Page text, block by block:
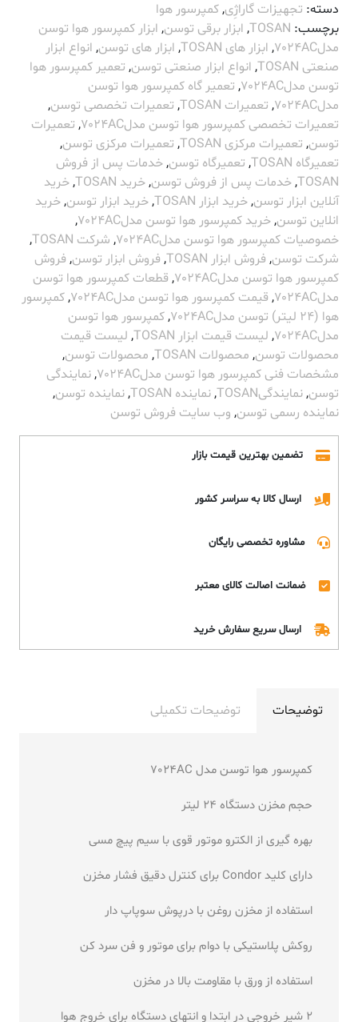
دسته: تجهیزات گاراژِی,کمپرسور هوا
برچسب: TOSAN
, ابزار برقی توسن, ابزار کمپرسور هوا توسن
مدل7024AC
, ابزار های TOSAN , ابزار های توسن, انواع ابزار
صنعتی TOSAN
, انواع ابزار صنعتی توسن, تعمیر کمپرسور هوا
توسن مدل7024AC
, تعمیر گاه کمپرسور هوا توسن
مدل7024AC
, تعمیرات TOSAN , تعمیرات تخصصی توسن,
تعمیرات تخصصی کمپرسور هوا توسن مدل7024AC
, تعمیرات
توسن, تعمیرات مرکزی TOSAN , تعمیرات مرکزی توسن,
تعمیرگاه TOSAN
, تعمیرگاه توسن,خدمات پس از فروش
TOSAN
,خدمات پس از فروش توسن,خرید TOSAN ,خرید
آنلاین ابزار توسن,خرید ابزار TOSAN ,خرید ابزار توسن,خرید
انلاین توسن,خرید کمپرسور هوا توسن مدل7024AC
,
خصوصیات کمپرسور هوا توسن مدل7024AC
, شرکت TOSAN
,
شرکت توسن, فروش ابزار TOSAN , فروش ابزار توسن, فروش
کمپرسور هوا توسن مدل7024AC
, قطعات کمپرسور هوا توسن
مدل7024AC
, قیمت کمپرسور هوا توسن مدل7024AC ,کمپرسور
هوا (24 لیتر) توسن مدل7024AC
,کمپرسور هوا توسن
مدل7024AC
, لیست قیمت ابزار TOSAN , لیست قیمت
محصولات توسن, محصولات TOSAN , محصولات توسن,
مشخصات فنی کمپرسور هوا توسن مدل7024AC
,نمایندگی
توسن,نمایندگیTOSAN ,نماینده TOSAN ,نماینده توسن,
نماینده رسمی توسن, وب سایت فروش توسن
تضمین بهترین قیمت بازار
ارسال کالا به سراسر کشور
مشاوره تخصصی رایگان
ضمانت اصالت کالای معتبر
ارسال سریع سفارش خرید
توضیحات توضیحات تکمیلی
کمپرسور هوا توسن مدل 7024AC
حجم مخزن دستگاه 24 لیتر
بهره گیری از الکترو موتور قوی با سیم پیچ مسی
دارای کلید Condor برای کنترل دقیق فشار مخزن
استفاده از مخزن روغن با درپوش سوپاپ دار
روکش پلاستیکی با دوام برای موتور و فن سرد کن
استفاده از ورق با مقاومت بالا در مخزن
2 شیر خروجی در ابتدا و انتهای دستگاه برای خروج هوا